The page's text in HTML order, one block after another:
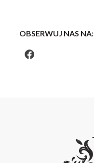
OBSERWUJ NAS NA: